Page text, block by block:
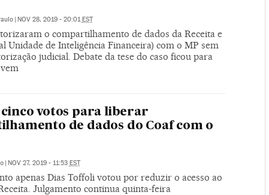
| NOV 28, 2019 - 20:01EST
o compartilhamento de dados da Receita e
Unidade de Inteligência Financeira) com o MP sem
judicial. Debate da tese do caso ficou para
cinco votos para liberar
de dados do Coaf com o
| NOV 27, 2019 - 11:53 EST
apenas Dias Toffoli votou por reduzir o acesso ao
Julgamento continua quinta-feira